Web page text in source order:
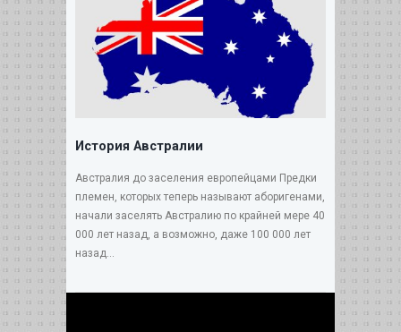
История Австралии
Австралия до заселения европейцами Предки
племен, которых теперь называют аборигенами,
начали заселять Австралию по крайней мере 40
000 лет назад, а возможно, даже 100 000 лет
назад...